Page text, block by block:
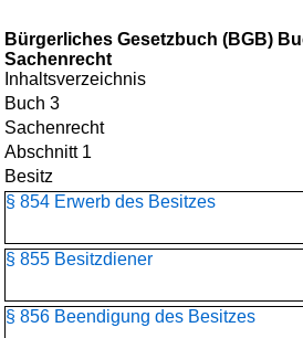
Bürgerliches Gesetzbuch (BGB)
Sachenrecht
Inhaltsverzeichnis
Buch 3
Sachenrecht
Abschnitt 1
Besitz
§ 854 Erwerb des Besitzes
§ 855 Besitzdiener
§ 856 Beendigung des Besitzes